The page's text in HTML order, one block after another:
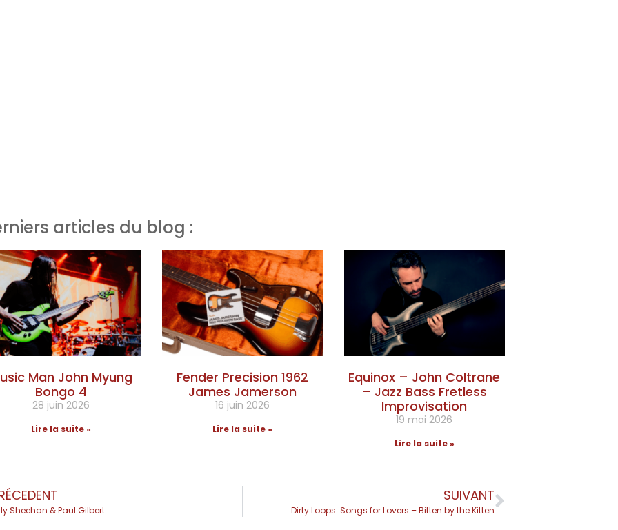
articles du blog :
Man John Myung
Bongo 4
28 juin 2026
Lire la suite »
Fender Precision 1962
James Jamerson
16 juin 2026
Lire la suite »
Equinox – John Coltrane
– Jazz Bass Fretless
Improvisation
19 mai 2026
Lire la suite »
Sheehan & Paul Gilbert
SUIVANT
Dirty Loops: Songs for Lovers – Bitten by the Kitten